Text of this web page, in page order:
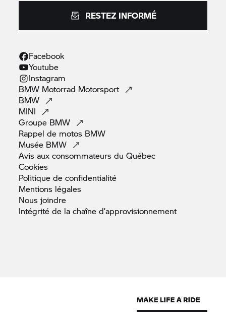
RESTEZ INFORMÉ
Facebook
Youtube
Instagram
BMW Motorrad Motorsport
BMW
MINI
Groupe BMW
Rappel de motos BMW
Musée BMW
Avis aux consommateurs duQuébec
Cookies
Politique deconfidentialité
Mentions légales
Nousjoindre
Intégrité de la chaîned’approvisionnement